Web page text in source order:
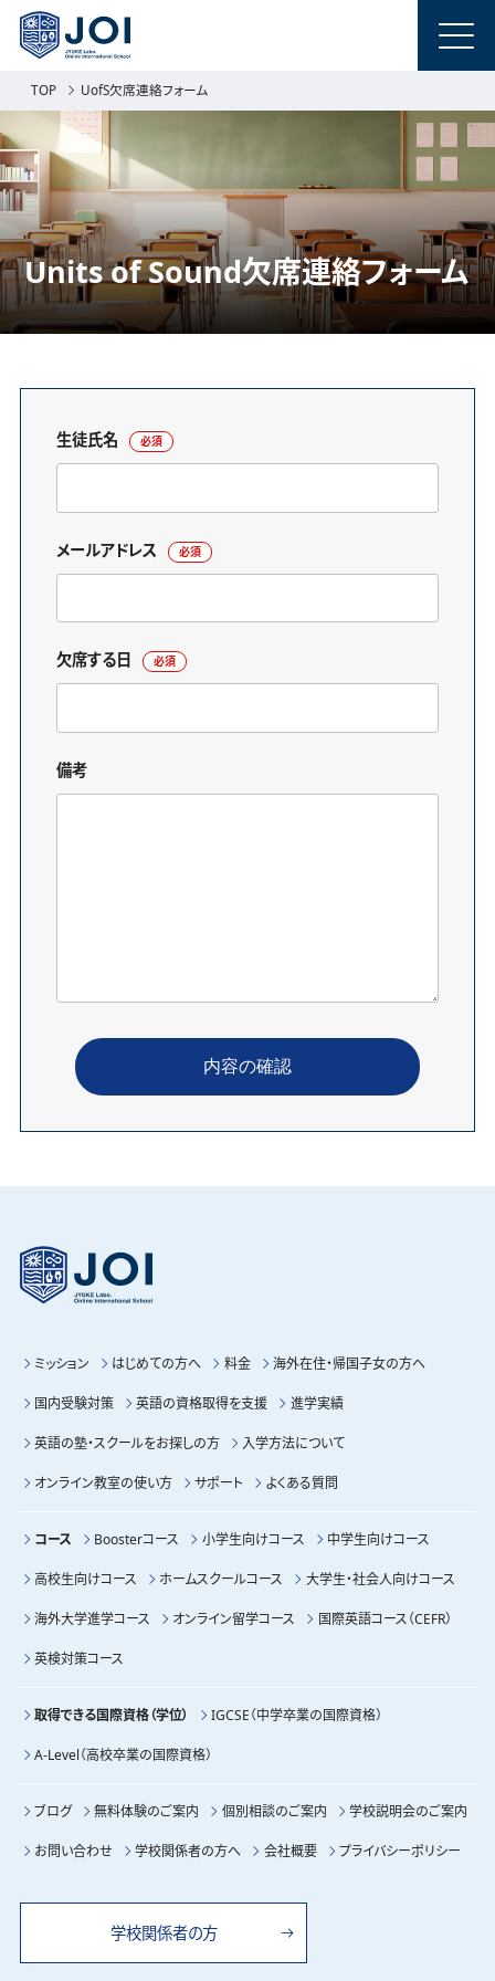
TOP UofS欠席連絡フォーム
Units of Sound欠席連絡フォーム
生徒氏名 必須
メールアドレス 必須
欠席する日 必須
備考
ミッション はじめての方へ 料金 海外在住・帰国子女の方へ
国内受験対策 英語の資格取得を支援 進学実績
英語の塾・スクールをお探しの方 入学方法について
オンライン教室の使い方 サポート よくある質問
コース Boosterコース 小学生向けコース 中学生向けコース
高校生向けコース ホームスクールコース 大学生・社会人向けコース
海外大学進学コース オンライン留学コース 国際英語コース（CEFR）
英検対策コース
取得できる国際資格（学位） IGCSE（中学卒業の国際資格）
A-Level（高校卒業の国際資格）
ブログ 無料体験のご案内 個別相談のご案内 学校説明会のご案内
お問い合わせ 学校関係者の方へ 会社概要 プライバシーポリシー
学校関係者の方